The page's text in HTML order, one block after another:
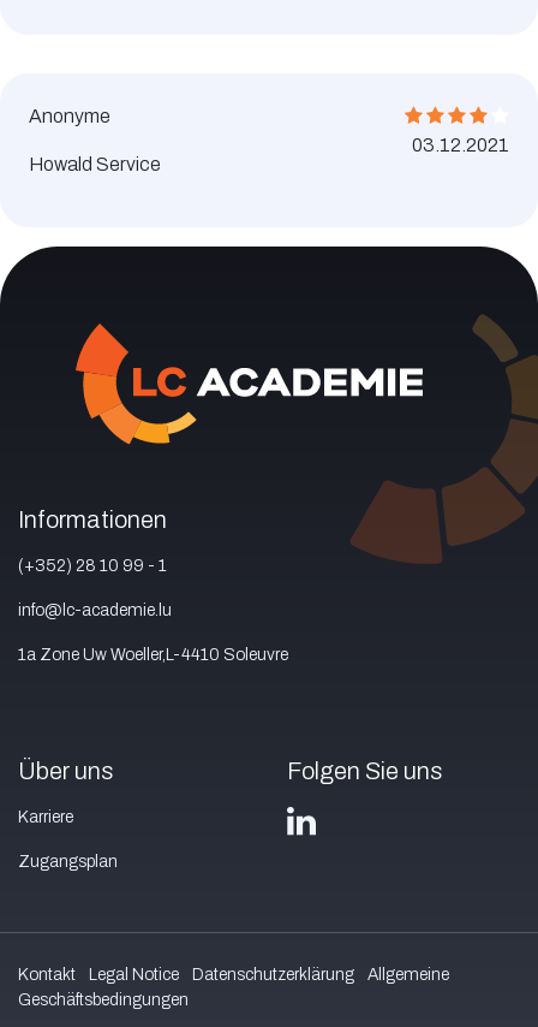
Anonyme
Howald Service
03.12.2021
Informationen
(+352) 28 10 99 - 1
info@lc-academie.lu
1a Zone Uw Woeller,L-4410 Soleuvre
Über uns
Karriere
Zugangsplan
Folgen Sie uns
Kontakt Legal Notice Datenschutzerklärung
Allgemeine
Geschäftsbedingungen